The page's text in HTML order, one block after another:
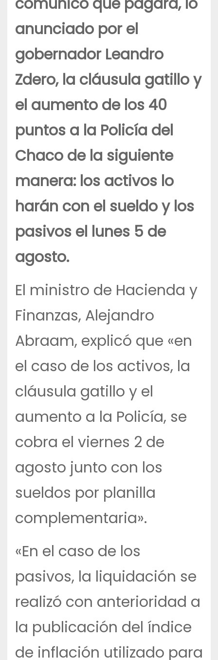
anunciado por el
gobernador Leandro
Zdero, la cláusula gatillo y
el aumento de los 40
puntos a la Policía del
Chaco de la siguiente
manera: los activos lo
harán con el sueldo y los
pasivos el lunes 5 de
agosto.
El ministro de Hacienda y
Finanzas, Alejandro
Abraam, explicó que «en
el caso de los activos, la
cláusula gatillo y el
aumento a la Policía, se
cobra el viernes 2 de
agosto junto con los
sueldos por planilla
complementaria».
«En el caso de los
pasivos, la liquidación se
realizó con anterioridad a
la publicación del índice
de inflación utilizado para